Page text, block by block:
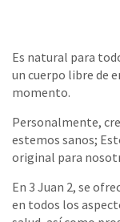
Es natural para
un cuerpo libre de
momento.
Personalmente,
estemos sanos;
original para
En 3 Juan 2, se
en todos los